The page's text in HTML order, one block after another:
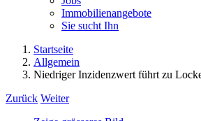
Immobilienangebote
Sie sucht Ihn
Startseite
Allgemein
Niedriger Inzidenzwert führt zu
Zurück Weiter